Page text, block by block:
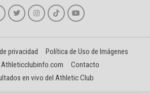
privacidad
Política de Uso de Imágenes
Athleticclubinfo.com
Contacto
en vivo del Athletic Club